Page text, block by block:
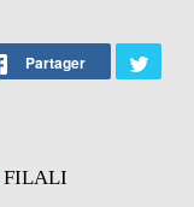
Partager
FILALI